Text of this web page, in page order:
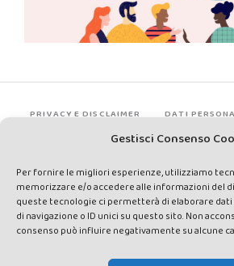
Gestisci Consenso
Per fornire le migliori esperienze, utilizziamo
memorizzare e/o accedere alle informazioni del
queste tecnologie ci permetterà di elaborare
di navigazione o ID unici su questo sito. Non
consenso può influire negativamente su alcune
PRIVACY E DISCLAIMER DATI
rights reserved - Testata registrata presso il